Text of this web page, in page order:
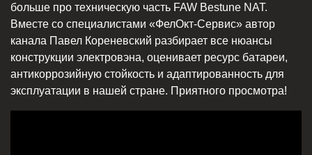
больше про техническую часть FAW Bestune NAT.
Вместе со специалистами «ФелОкт-Сервис» автор
канала Павел Кореневский разбирает все нюансы
конструкции электровэна, оценивает ресурс батареи,
антикоррозийную стойкость и адаптированность для
эксплуатации в нашей стране. Приятного просмотра!